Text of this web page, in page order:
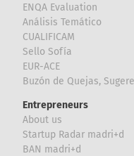
ENQA Evaluation
Análisis Temático
CUALIFICAM
Sello Sofía
EUR-ACE
Buzón de Quejas,
Entrepreneurs
About us
Startup Radar madri+d
BAN madri+d